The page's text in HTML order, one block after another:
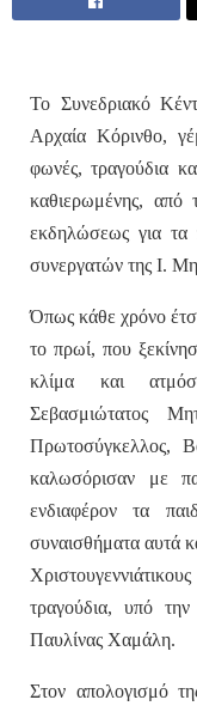
Το Συνεδριακό
Αρχαία Κόρινθο,
φωνές, τραγούδια
καθιερωμένης,
εκδηλώσεως για τα
συνεργατών της Ι.
Όπως κάθε χρόνο
το πρωί, που
κλίμα και
Σεβασμιώτατος
Πρωτοσύγκελλος,
καλωσόρισαν με
ενδιαφέρον τα
συναισθήματα αυτά
τραγούδια, υπό
Παυλίνας Χαμάλη.
Στον απολογισμό